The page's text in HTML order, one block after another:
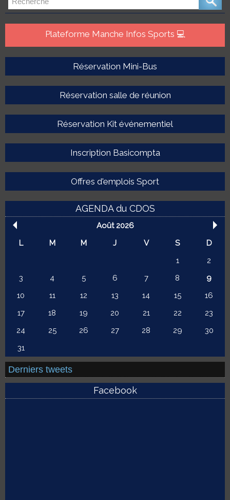
Plateforme Manche Infos Sports 💻
Réservation Mini-Bus
Réservation salle de réunion
Réservation Kit événementiel
Inscription Basicompta
Offres d'emplois Sport
AGENDA du CDOS
Août 2026
L
M M J V S
D
1
2
3
4 5 6 7 8
9
10
11 12 13 14 15
16
17
18 19 20 21 22
23
24
25 26 27 28 29
30
31
Derniers tweets
Facebook